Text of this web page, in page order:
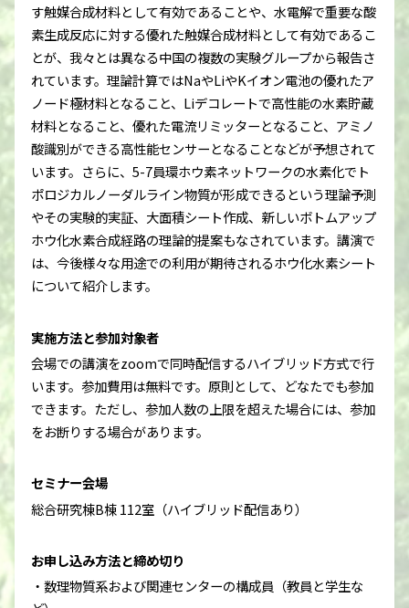
す触媒合成材料として有効であることや、水電解で重要な酸
素生成反応に対する優れた触媒合成材料として有効であるこ
とが、我々とは異なる中国の複数の実験グループから報告さ
れています。理論計算ではNaやLiやKイオン電池の優れたア
ノード極材料となること、Liデコレートで高性能の水素貯蔵
材料となること、優れた電流リミッターとなること、アミノ
酸識別ができる高性能センサーとなることなどが予想されて
います。さらに、5-7員環ホウ素ネットワークの水素化でト
ポロジカルノーダルライン物質が形成できるという理論予測
やその実験的実証、大面積シート作成、新しいボトムアップ
ホウ化水素合成経路の理論的提案もなされています。講演で
は、今後様々な用途での利用が期待されるホウ化水素シート
について紹介します。
実施方法と参加対象者
会場での講演をzoomで同時配信するハイブリッド方式で行
います。参加費用は無料です。原則として、どなたでも参加
できます。ただし、参加人数の上限を超えた場合には、参加
をお断りする場合があります。
セミナー会場
総合研究棟B棟 112室（ハイブリッド配信あり）
お申し込み方法と締め切り
・数理物質系および関連センターの構成員（教員と学生な